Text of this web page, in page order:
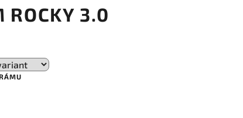
ROCKY 3.0